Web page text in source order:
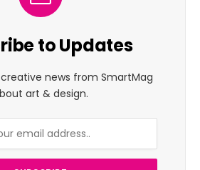
to Updates
news from SmartMag
art & design.